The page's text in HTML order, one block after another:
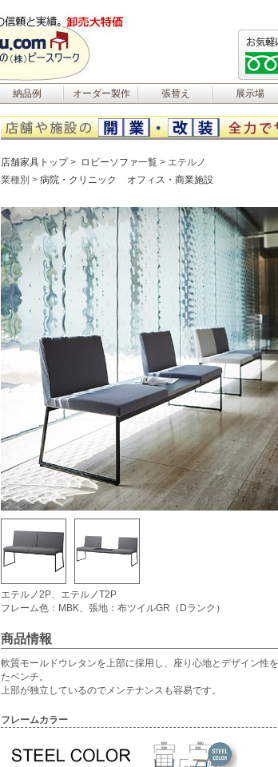
納品例 オーダー製作 張替え 展示場
店舗家具トップ ロビーソファ一覧
エテルノ
業種別
病院・クリニック オフィス・商業施設
エテルノ2P、エテルノT2P
フレーム色：MBK、張地：布ツイルGR（Dランク）
商品情報
軟質モールドウレタンを上部に採用し、座り心地とデザイン性
たベンチ。
上部が独立しているのでメンテナンスも容易です。
フレームカラー